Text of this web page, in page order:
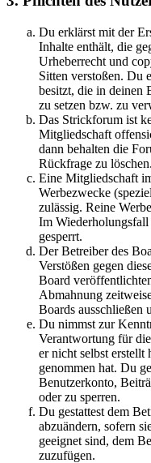
Du erklärst mit der
Inhalte enthält, die
Urheberrecht und
Sitten verstoßen. Du
besitzt, die in deinen
zu setzen bzw. zu
Das Strickforum ist
Mitgliedschaft
dann behalten die
Rückfrage zu löschen.
Eine Mitgliedschaft
Werbezwecke
zulässig. Reine
Im
gesperrt.
Der Betreiber des
Verstößen gegen
Board
Abmahnung
Boards ausschließen
Du nimmst zur
Verantwortung für
er nicht selbst erstellt
genommen hat. Du
Benutzerkonto,
oder zu sperren.
Du gestattest dem
abzuändern, sofern
geeignet sind, dem
zuzufügen.